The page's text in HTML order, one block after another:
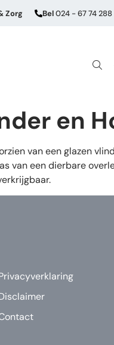
Zorg Bel024 - 67 74 288
en
van een glazen
van een dierbare